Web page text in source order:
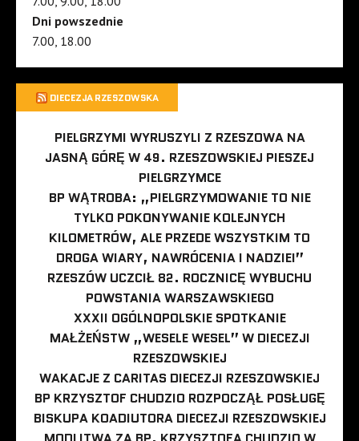
Dni powszednie
7.00, 18.00
DIECEZJA RZESZOWSKA
PIELGRZYMI WYRUSZYLI Z RZESZOWA NA
JASNĄ GÓRĘ W 49. RZESZOWSKIEJ PIESZEJ
PIELGRZYMCE
BP WĄTROBA: „PIELGRZYMOWANIE TO NIE
TYLKO POKONYWANIE KOLEJNYCH
KILOMETRÓW, ALE PRZEDE WSZYSTKIM TO
DROGA WIARY, NAWRÓCENIA I NADZIEI”
RZESZÓW UCZCIŁ 82. ROCZNICĘ WYBUCHU
POWSTANIA WARSZAWSKIEGO
XXXII OGÓLNOPOLSKIE SPOTKANIE
MAŁŻEŃSTW „WESELE WESEL” W DIECEZJI
RZESZOWSKIEJ
WAKACJE Z CARITAS DIECEZJI RZESZOWSKIEJ
BP KRZYSZTOF CHUDZIO ROZPOCZĄŁ POSŁUGĘ
BISKUPA KOADIUTORA DIECEZJI RZESZOWSKIEJ